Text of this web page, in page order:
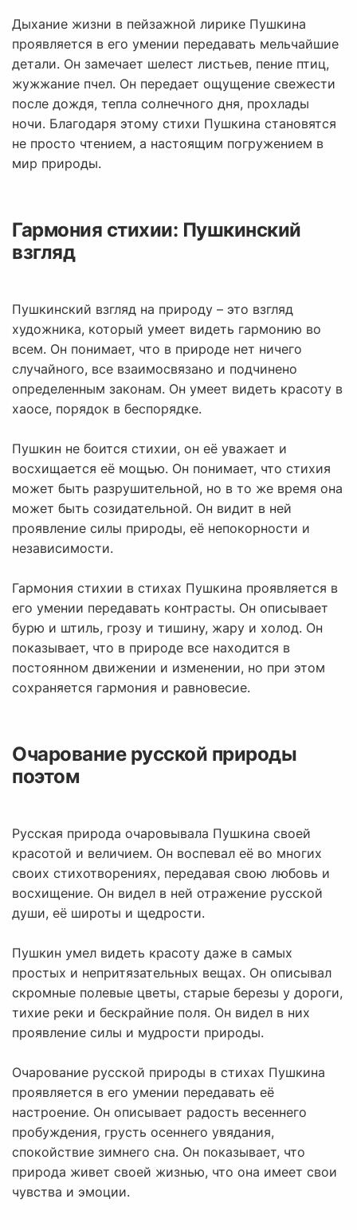
Дыхание жизни в пейзажной лирике Пушкина
проявляется в его умении передавать мельчайшие
детали. Он замечает шелест листьев, пение птиц,
жужжание пчел. Он передает ощущение свежести
после дождя, тепла солнечного дня, прохлады
ночи. Благодаря этому стихи Пушкина становятся
не просто чтением, а настоящим погружением в
мир природы.
Гармония стихии: Пушкинский
взгляд
Пушкинский взгляд на природу – это взгляд
художника, который умеет видеть гармонию во
всем. Он понимает, что в природе нет ничего
случайного, все взаимосвязано и подчинено
определенным законам. Он умеет видеть красоту в
хаосе, порядок в беспорядке.
Пушкин не боится стихии, он её уважает и
восхищается её мощью. Он понимает, что стихия
может быть разрушительной, но в то же время она
может быть созидательной. Он видит в ней
проявление силы природы, её непокорности и
независимости.
Гармония стихии в стихах Пушкина проявляется в
его умении передавать контрасты. Он описывает
бурю и штиль, грозу и тишину, жару и холод. Он
показывает, что в природе все находится в
постоянном движении и изменении, но при этом
сохраняется гармония и равновесие.
Очарование русской природы
поэтом
Русская природа очаровывала Пушкина своей
красотой и величием. Он воспевал её во многих
своих стихотворениях, передавая свою любовь и
восхищение. Он видел в ней отражение русской
души, её широты и щедрости.
Пушкин умел видеть красоту даже в самых
простых и непритязательных вещах. Он описывал
скромные полевые цветы, старые березы у дороги,
тихие реки и бескрайние поля. Он видел в них
проявление силы и мудрости природы.
Очарование русской природы в стихах Пушкина
проявляется в его умении передавать её
настроение. Он описывает радость весеннего
пробуждения, грусть осеннего увядания,
спокойствие зимнего сна. Он показывает, что
природа живет своей жизнью, что она имеет свои
чувства и эмоции.